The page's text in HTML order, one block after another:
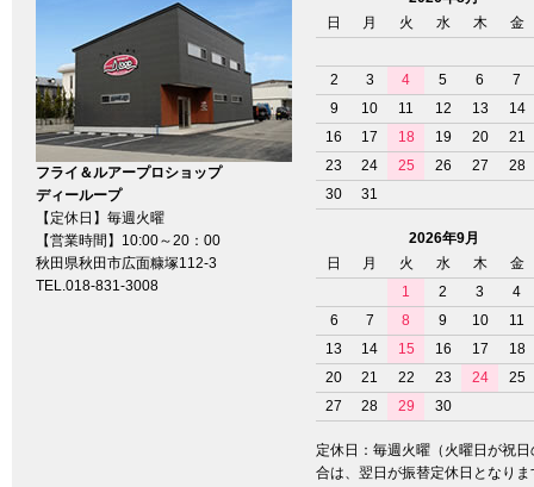
フライ＆ルアープロショップ
ディーループ
【定休日】毎週火曜
【営業時間】10:00～20：00
秋田県秋田市広面糠塚112-3
TEL.018-831-3008
日
月 火 水 木 金
2 3 4 5 6
7
9
10 11 12 13
14
16
17 18 19 20
21
23
24 25 26 27
28
30
31
2026年9月
日
月 火 水 木
金
1
2 3
4
6
7 8 9 10
11
13
14 15 16 17
18
20
21 22 23 24
25
27
28 29 30
定休日：毎週火曜（火曜日が祝日
合は、翌日が振替定休日となりま